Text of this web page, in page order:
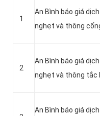
1
An Bình báo giá
nghẹt và thông
2
An Bình báo giá
nghẹt và thông tắc
An Bình báo giá